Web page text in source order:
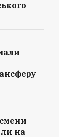
на